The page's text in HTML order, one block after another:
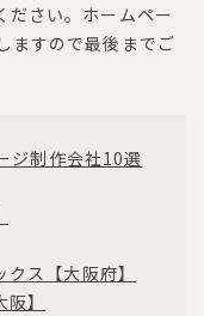
ださい。ホームペー
ますので最後までご
ジ制作会社10選
ス【大阪府】
】